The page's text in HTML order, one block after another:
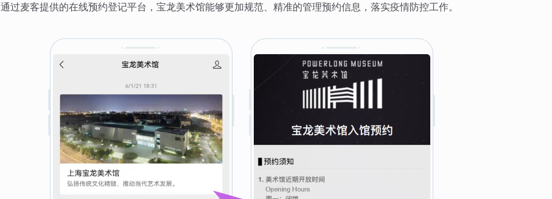
通过麦客提供的在线预约登记平台，宝龙美术馆能够更加规范、精准的管理预约信息，落实疫情防控工作。